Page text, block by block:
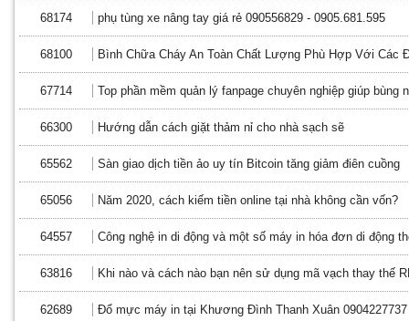
68174 phụ tùng xe nâng tay giá rẻ 090556829 - 0905.681.595
68100 Bình Chữa Cháy An Toàn Chất Lượng Phù Hợp Với Các
67714 Top phần mềm quản lý fanpage chuyên nghiệp giúp bùng
66300 Hướng dẫn cách giặt thảm nỉ cho nhà sạch sẽ
65562 Sàn giao dịch tiền ảo uy tín Bitcoin tăng giảm điên cuồng
65056 Năm 2020, cách kiếm tiền online tại nhà không cần vốn?
64557 Công nghệ in di động và một số máy in hóa đơn di động
63816 Khi nào và cách nào bạn nên sử dụng mã vạch thay thế
62689 Đổ mực máy in tại Khương Đình Thanh Xuân 0904227737